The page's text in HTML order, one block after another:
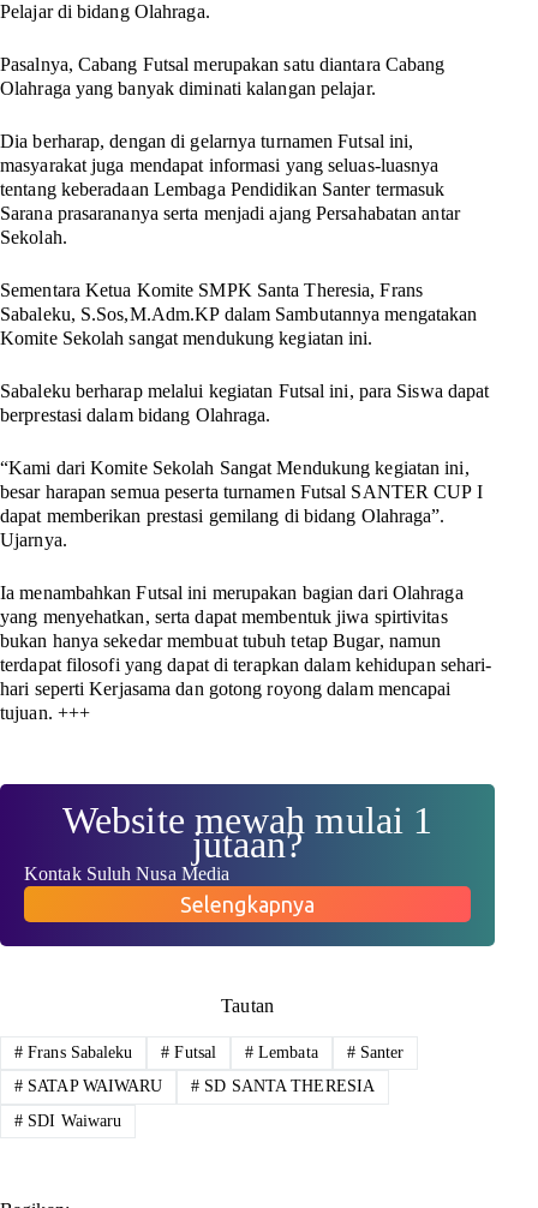
Pelajar di bidang Olahraga.
Pasalnya, Cabang Futsal merupakan satu diantara Cabang
Olahraga yang banyak diminati kalangan pelajar.
Dia berharap, dengan di gelarnya turnamen Futsal ini,
masyarakat juga mendapat informasi yang seluas-luasnya
tentang keberadaan Lembaga Pendidikan Santer termasuk
Sarana prasarananya serta menjadi ajang Persahabatan antar
Sekolah.
Sementara Ketua Komite SMPK Santa Theresia, Frans
Sabaleku, S.Sos,M.Adm.KP dalam Sambutannya mengatakan
Komite Sekolah sangat mendukung kegiatan ini.
Sabaleku berharap melalui kegiatan Futsal ini, para Siswa dapat
berprestasi dalam bidang Olahraga.
“Kami dari Komite Sekolah Sangat Mendukung kegiatan ini,
besar harapan semua peserta turnamen Futsal SANTER CUP I
dapat memberikan prestasi gemilang di bidang Olahraga”.
Ujarnya.
Ia menambahkan Futsal ini merupakan bagian dari Olahraga
yang menyehatkan, serta dapat membentuk jiwa spirtivitas
bukan hanya sekedar membuat tubuh tetap Bugar, namun
terdapat filosofi yang dapat di terapkan dalam kehidupan sehari-
hari seperti Kerjasama dan gotong royong dalam mencapai
tujuan. +++
Website mewah mulai 1
jutaan?
Kontak Suluh Nusa Media
Selengkapnya
Tautan
# Frans Sabaleku # Futsal #Lembata #Santer
# SATAP WAIWARU # SD SANTA THERESIA
# SDI Waiwaru